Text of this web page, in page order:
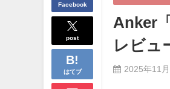
Facebook
post
はてブ
Anker
レビュ
2025年11